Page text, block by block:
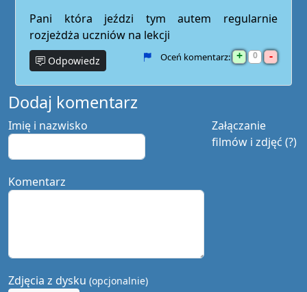
Pani która jeździ tym autem regularnie
rozjeżdża uczniów na lekcji
Odpowiedz Oceń komentarz: + 0 -
Dodaj komentarz
Załączanie
filmów i zdjęć (?)
Imię i nazwisko
Komentarz
Zdjęcia z dysku (opcjonalnie)